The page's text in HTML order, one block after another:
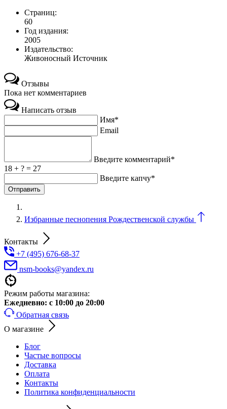
Страниц:
60
Год издания:
2005
Издательство:
Живоносный Источник
Отзывы
Пока нет комментариев
Написать отзыв
Имя*
Email
Введите комментарий*
18 + ? = 27
Введите капчу*
Избранные песнопения Рождественской службы
Контакты
+7 (495) 676-68-37
nsm-books@yandex.ru
Режим работы магазина:
Ежедневно: с 10:00 до 20:00
Обратная связь
О магазине
Блог
Частые вопросы
Доставка
Оплата
Контакты
Политика конфиденциальности